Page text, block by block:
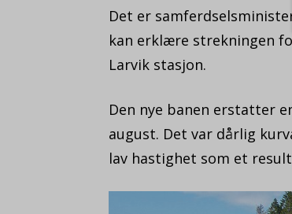
Det er
kan erklære strekningen
Larvik stasjon.
Den nye banen erstatter
august. Det var dårlig
lav hastighet som et